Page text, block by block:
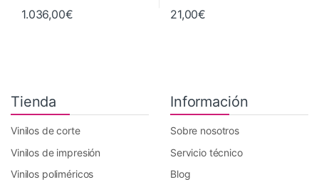
1.036,00€ 21,00€
Tienda
Vinilos de corte
Vinilos de impresión
Vinilos poliméricos
Información
Sobre nosotros
Servicio técnico
Blog